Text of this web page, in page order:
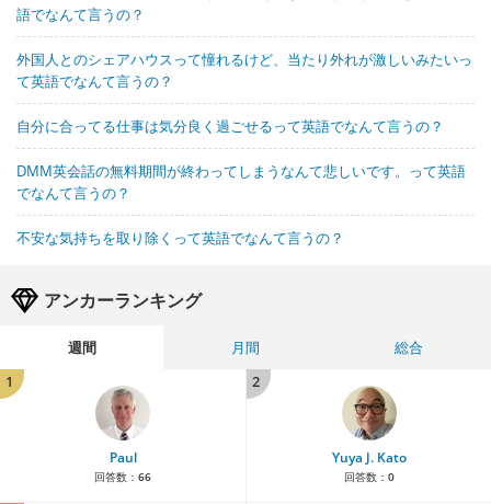
語でなんて言うの？
外国人とのシェアハウスって憧れるけど、当たり外れが激しいみたいっ
て英語でなんて言うの？
自分に合ってる仕事は気分良く過ごせるって英語でなんて言うの？
DMM英会話の無料期間が終わってしまうなんて悲しいです。って英語
でなんて言うの？
不安な気持ちを取り除くって英語でなんて言うの？
アンカーランキング
週間 月間
総合
1
Paul
回答数： 66
2
Yuya J. Kato
回答数： 0